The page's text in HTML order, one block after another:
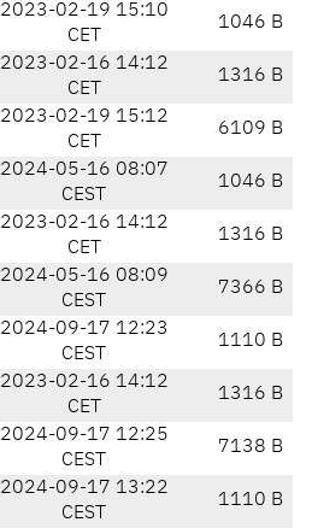
2023-02-19 15:10
CET
1046 B
2023-02-16 14:12
CET
1316 B
2023-02-19 15:12
CET
6109 B
2024-05-16 08:07
CEST
1046 B
2023-02-16 14:12
CET
1316 B
2024-05-16 08:09
CEST
7366 B
2024-09-17 12:23
CEST
1110 B
2023-02-16 14:12
CET
1316 B
2024-09-17 12:25
CEST
7138 B
2024-09-17 13:22
CEST
1110 B